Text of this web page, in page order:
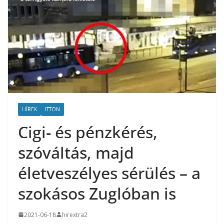
HÍREK ITTON
Cigi- és pénzkérés,
szóváltás, majd
életveszélyes sérülés – a
szokásos Zuglóban is
2021-06-18 hirextra2